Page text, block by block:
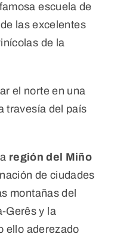
escuela de
las excelentes
de la
el norte en una
travesía del país
región del Miño
de ciudades
montañas del
Gerês y la
ello aderezado